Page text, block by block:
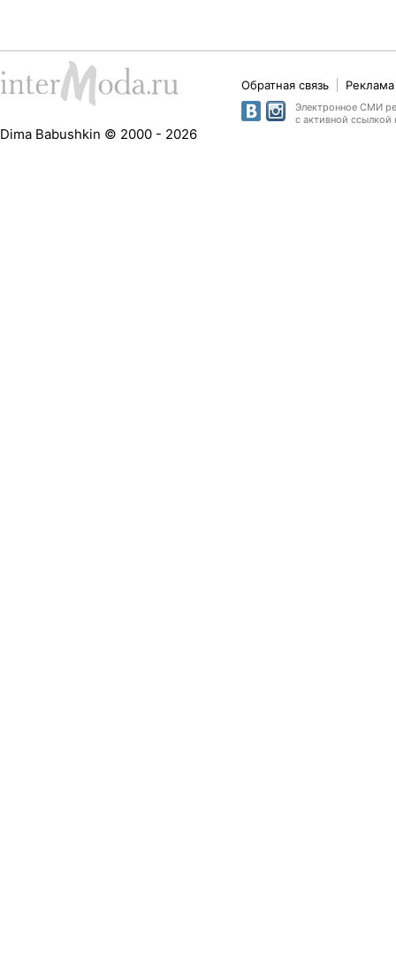
Dima Babushkin © 2000 - 2026
Обратная связь
Электронное СМИ
с активной ссылкой